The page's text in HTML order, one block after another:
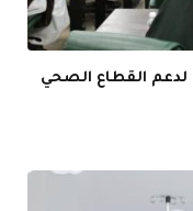
لدعم القطاع الصحي